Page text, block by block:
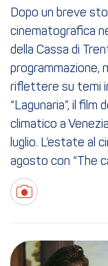
Dopo un breve
cinematografica
della Cassa di
programmazione,
riflettere su temi
“Lagunaria”, il
climatico a
luglio. L’estate al
agosto con “The